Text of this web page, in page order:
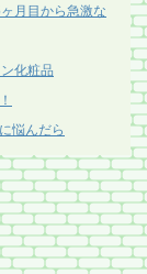
月目から急激な
化粧品
悩んだら